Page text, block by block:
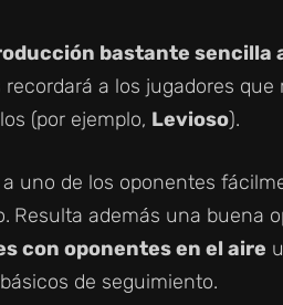
bastante sencilla
recordará a los jugadores
(por ejemplo, Levioso).
uno de los oponentes
Resulta además una buena
con oponentes en el aire
de seguimiento.